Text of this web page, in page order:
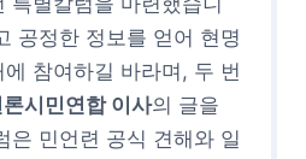
공정한 정보를 얻어 현명
참여하길 바라며, 두 번
시민연합 이사의 글을
은 민언련 공식 견해와 일